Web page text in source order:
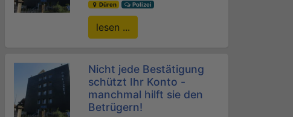
Düren
Polizei
lesen ...
Nicht jede Bestätigung
schützt Ihr Konto -
manchmal hilft sie den
Betrügern!